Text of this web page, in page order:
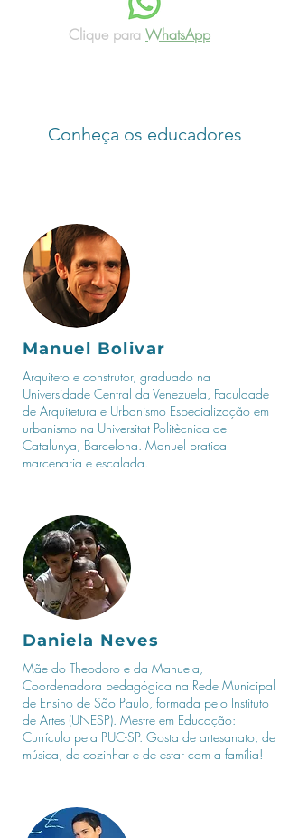
Clique para WhatsApp
Conheça os educadores
Manuel Bolivar
Arquiteto e construtor, graduado na
Universidade Central da Venezuela, Faculdade
de Arquitetura e Urbanismo Especialização em
urbanismo na Universitat Politècnica de
Catalunya, Barcelona. Manuel pratica
marcenaria e escalada.
Daniela Neves
Mãe do Theodoro e da Manuela,
Coordenadora pedagógica na Rede Municipal
de Ensino de São Paulo, formada pelo Instituto
de Artes (UNESP). Mestre em Educação:
Currículo pela PUC-SP. Gosta de artesanato, de
música, de cozinhar e de estar com a família!